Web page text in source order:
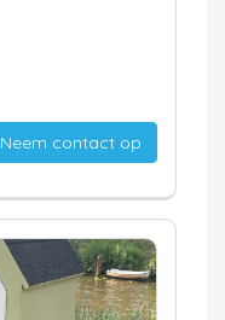
Neem contact op